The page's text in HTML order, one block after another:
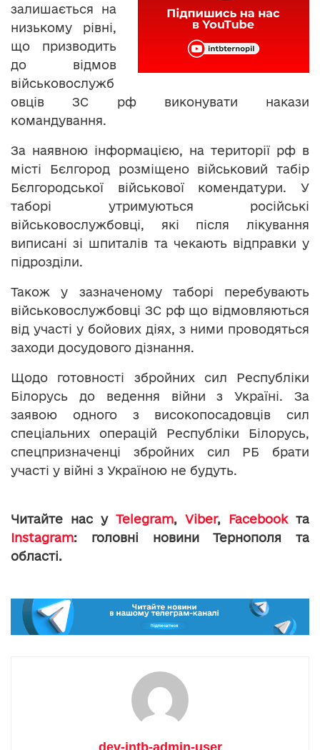
залишається на
низькому рівні,
що призводить
до відмов
військовослужб
овців ЗС рф виконувати накази
командування.
За наявною інформацією, на території рф в
місті Бєлгород розміщено військовий табір
Бєлгородської військової комендатури. У
таборі утримуються російські
військовослужбовці, які після лікування
виписані зі шпиталів та чекають відправки у
підрозділи.
Також у зазначеному таборі перебувають
військовослужбовці ЗС рф що відмовляються
від участі у бойових діях, з ними проводяться
заходи досудового дізнання.
Щодо готовності збройних сил Республіки
Білорусь до ведення війни з Україні. За
заявою одного з високопосадовців сил
спеціальних операцій Республіки Білорусь,
спецпризначенці збройних сил РБ брати
участі у війні з Україною не будуть.
Читайте нас у Telegram, Viber, Facebookта
Instagram: головні новини Тернополя та
області.